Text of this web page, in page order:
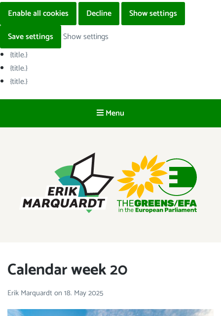
Enable all cookies Decline
Show settings
Save settings
Show settings
{title.}
{title.}
{title.}
Menu
Calendar week 20
Erik Marquardton 18. May 2025